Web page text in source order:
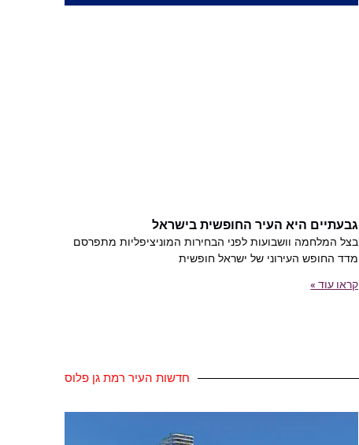
גבעתיים היא העיר החופשית בישראל
בצל המלחמה וושבועות לפני הבחירות המוניציפליות מתפרסם
מדד החופש העירוני של ישראל חופשית
קראו עוד »
חדשות העיר רמת גן פלוס